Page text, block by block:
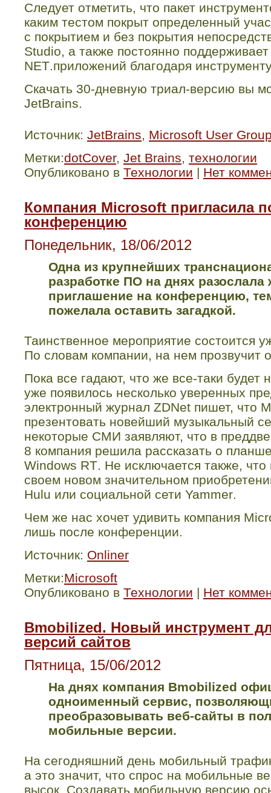
Следует отметить, что пакет
каким тестом покрыт определенный
с покрытием и без покрытия
Studio, а также постоянно поддерживает
NET.приложений благодаря
Скачать 30-дневную триал-версию вы
JetBrains.
Источник: JetBrains, Microsoft User
Метки:dotCover, Jet Brains, технологии
Опубликовано в Технологии | Нет
Компания Microsoft пригласила
конференцию
Понедельник, 18/06/2012
Одна из крупнейших
разработке ПО на днях
приглашение на конференцию,
пожелала оставить загадкой.
Таинственное мероприятие состоится
По словам компании, на нем прозвучит
Пока все гадают, что же все-таки будет
уже появилось несколько уверенных
электронный журнал ZDNet пишет, что
презентовать новейший музыкальный
некоторые СМИ заявляют, что в
8 компания решила рассказать о
Windows RT. Не исключается также,
своем новом значительном
Hulu или социальной сети Yammer.
Чем же нас хочет удивить компания
лишь после конференции.
Источник: Onliner
Метки:Microsoft
Опубликовано в Технологии | Нет
Bmobilized. Новый инструмент
версий сайтов
Пятница, 15/06/2012
На днях компания Bmobilized
одноименный сервис,
преобразовывать веб-сайты в
мобильные версии.
На сегодняшний день мобильный
а это значит, что спрос на мобильные
высок. Создавать мобильную версию